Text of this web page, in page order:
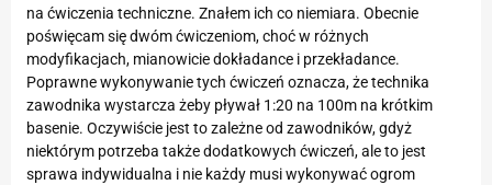
na ćwiczenia techniczne. Znałem ich co niemiara. Obecnie
poświęcam się dwóm ćwiczeniom, choć w różnych
modyfikacjach, mianowicie dokładance i przekładance.
Poprawne wykonywanie tych ćwiczeń oznacza, że technika
zawodnika wystarcza żeby pływał 1:20 na 100m na krótkim
basenie. Oczywiście jest to zależne od zawodników, gdyż
niektórym potrzeba także dodatkowych ćwiczeń, ale to jest
sprawa indywidualna i nie każdy musi wykonywać ogrom